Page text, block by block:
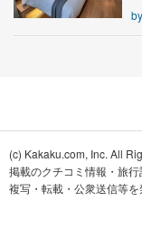
by
(c) Kakaku.com, Inc. All
掲載のクチコミ情報・旅
複写・転載・公衆送信等を